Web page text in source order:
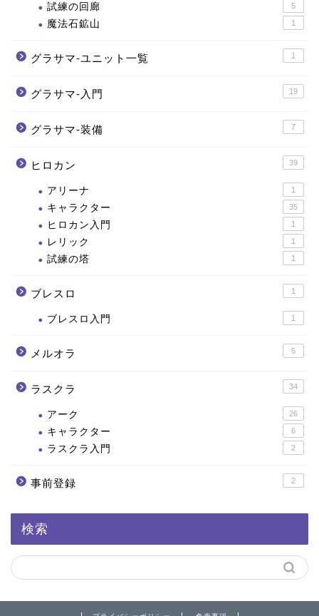
試練の回廊 5
魔法石鉱山 1
グラサマ-ユニット一覧 1
グラサマ-入門 19
グラサマ-装備 7
ヒロカン 39
アリーナ 1
キャラクター 35
ヒロカン入門 1
レリック 1
試練の塔 1
ブレスロ 1
ブレスロ入門 1
メルオラ 5
ラスクラ 34
アーク 26
キャラクター 6
ラスクラ入門 2
事前登録 2
検索